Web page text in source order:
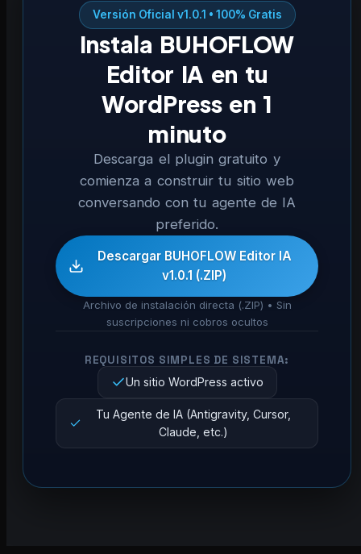
Versión Oficial v1.0.1 • 100% Gratis
Instala BUHOFLOW
Editor IA en tu
WordPress en 1
minuto
Descarga el plugin gratuito y
comienza a construir tu sitio web
conversando con tu agente de IA
preferido.
Descargar BUHOFLOW Editor IA
v1.0.1 (.ZIP)
Archivo de instalación directa (.ZIP) • Sin
suscripciones ni cobros ocultos
REQUISITOS SIMPLES DE SISTEMA:
Un sitio WordPress activo
Tu Agente de IA (Antigravity, Cursor,
Claude, etc.)